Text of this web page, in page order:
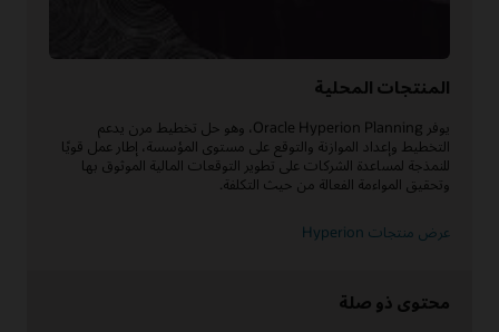
المنتجات المحلية
يوفر Oracle Hyperion Planning، وهو حل تخطيط مرن يدعم
التخطيط وإعداد الموازنة والتوقع على مستوى المؤسسة، إطار عمل قويًا
للنمذجة لمساعدة الشركات على تطوير التوقعات المالية الموثوق بها
وتحقيق المواءمة الفعالة من حيث التكلفة.
عرض منتجات Hyperion
محتوى ذو صلة